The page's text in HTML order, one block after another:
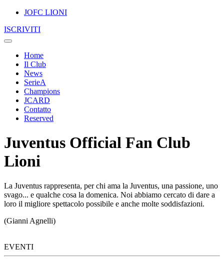
JOFC LIONI
ISCRIVITI
Home
Il Club
News
SerieA
Champions
JCARD
Contatto
Reserved
Juventus Official Fan Club
Lioni
La Juventus rappresenta, per chi ama la Juventus, una passione, uno
svago... e qualche cosa la domenica. Noi abbiamo cercato di dare a
loro il migliore spettacolo possibile e anche molte soddisfazioni.
(Gianni Agnelli)
EVENTI